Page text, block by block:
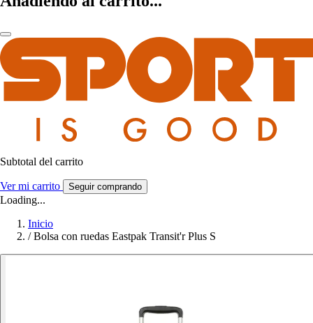
Subtotal del carrito
Ver mi carrito Seguir comprando
Loading...
Inicio
/ Bolsa con ruedas Eastpak Transit'r Plus S